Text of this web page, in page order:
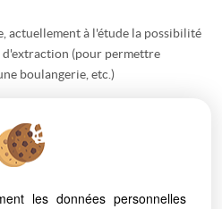
actuellement à l'étude la possibilité
d'extraction (pour permettre
boulangerie, etc.)
au 06 07 44 69 48
charge acquéreur (269 800 € hors
auxquels ce bien est exposé sont
les données personnelles